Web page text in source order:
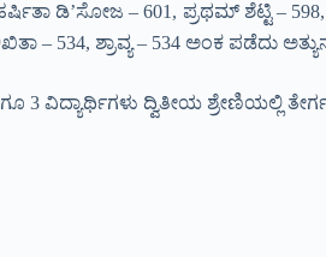
ಡಿ’ಸೋಜ – 601, ಪ್ರಥಮ್ ಶೆಟ್ಟಿ –
– 534, ಶ್ರಾವ್ಯ – 534 ಅಂಕ ಪಡೆದು
3 ವಿದ್ಯಾರ್ಥಿಗಳು ದ್ವಿತೀಯ ಶ್ರೇಣಿಯಲ್ಲಿ